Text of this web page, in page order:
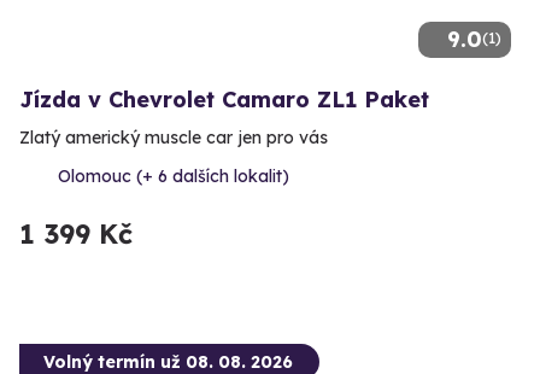
9.0(1)
Jízda v Chevrolet Camaro ZL1 Paket
Zlatý americký muscle car jen pro vás
Olomouc (+ 6 dalších lokalit)
1 399 Kč
Volný termín už 08. 08. 2026